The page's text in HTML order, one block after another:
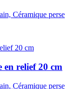
Céramique perse
en relief 20 cm
Céramique perse